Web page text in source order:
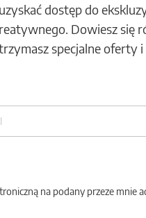
dostęp do
Dowiesz się
specjalne oferty
na podany przeze mnie